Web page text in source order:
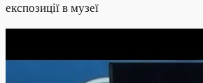
експозиції в музеї